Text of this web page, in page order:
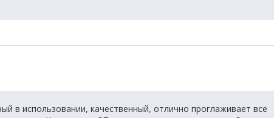
в использовании, качественный, отлично проглаживает все